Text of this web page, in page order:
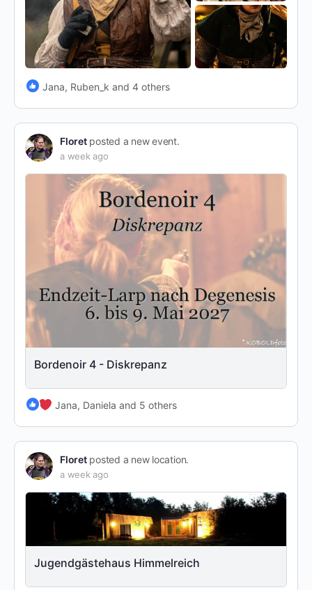
Jana, Ruben_k and 4 others
Floretposted a new event.
a week ago
Bordenoir 4 - Diskrepanz
Jana, Daniela and 5 others
Floretposted a new location.
a week ago
Jugendgästehaus Himmelreich